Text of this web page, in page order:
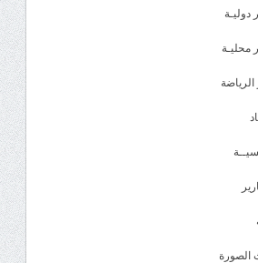
دوليـة
محليـة
الرياضة
الصورة